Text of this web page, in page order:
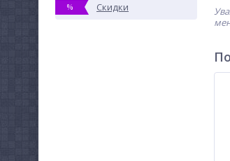
% Скидки